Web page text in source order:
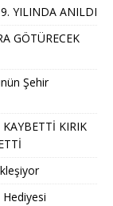
YILINDA ANILDI
GÖTÜRECEK
Şehir
KIRIK
Hediyesi